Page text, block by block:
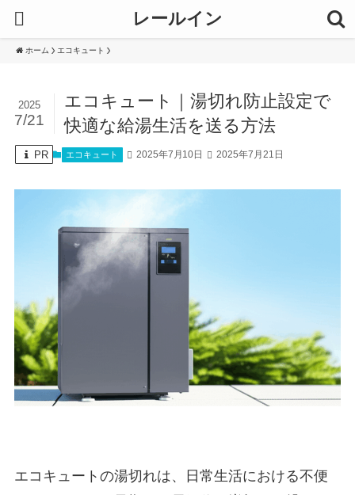
レールイン
ホーム エコキュート
エコキュート｜湯切れ防止設定で
快適な給湯生活を送る方法
2025
7/21
PR エコキュート 2025年7月10日 2025年7月21日
エコキュートの湯切れは、日常生活における不便